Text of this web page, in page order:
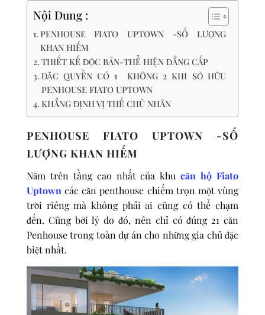
Nội Dung :
PENHOUSE FIATO UPTOWN -SỐ LƯỢNG
KHAN HIẾM
THIẾT KẾ ĐỘC BẢN-THỂ HIỆN ĐẲNG CẤP
ĐẶC QUYỀN CÓ 1 KHÔNG 2 KHI SỞ HỮU
PENHOUSE FIATO UPTOWN
KHẲNG ĐỊNH VỊ THẾ CHỦ NHÂN
PENHOUSE FIATO UPTOWN -SỐ
LƯỢNG KHAN HIẾM
Nằm trên tầng cao nhất của khucăn hộ Fiato
Uptown các căn penthouse chiếm trọn một vùng
trời riêng mà không phải ai cũng có thể chạm
đến. Cũng bởi lý do đó, nên chỉ có đúng 21 căn
Penhouse trong toàn dự án cho những gia chủ đặc
biệt nhất.